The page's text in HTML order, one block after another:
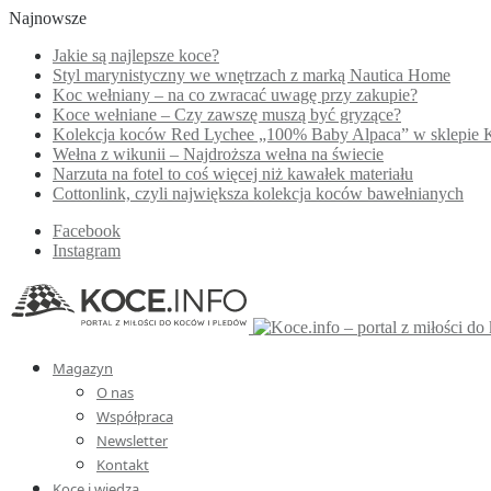
Najnowsze
Jakie są najlepsze koce?
Styl marynistyczny we wnętrzach z marką Nautica Home
Koc wełniany – na co zwracać uwagę przy zakupie?
Koce wełniane – Czy zawszę muszą być gryzące?
Kolekcja koców Red Lychee „100% Baby Alpaca” w sklepie
Wełna z wikunii – Najdroższa wełna na świecie
Narzuta na fotel to coś więcej niż kawałek materiału
Cottonlink, czyli największa kolekcja koców bawełnianych
Facebook
Instagram
Magazyn
O nas
Współpraca
Newsletter
Kontakt